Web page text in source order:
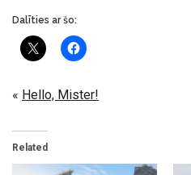
Dalīties ar šo:
« Hello, Mister!
Related